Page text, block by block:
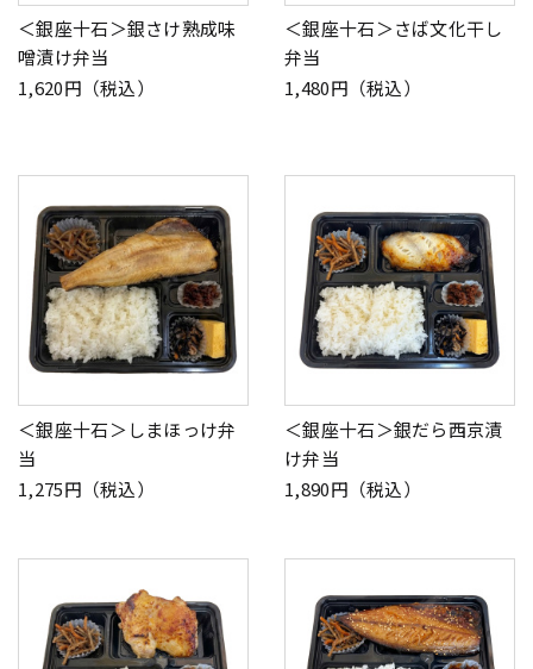
＜銀座十石＞銀さけ熟成味
噌漬け弁当
1,620円（税込）
＜銀座十石＞さば文化干し
弁当
1,480円（税込）
＜銀座十石＞しまほっけ弁
当
1,275円（税込）
＜銀座十石＞銀だら西京漬
け弁当
1,890円（税込）